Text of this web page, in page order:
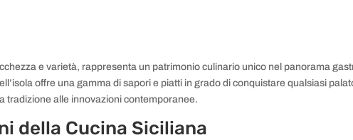
e varietà, rappresenta un patrimonio culinario unico nel panorama
offre una gamma di sapori e piatti in grado di conquistare qualsiasi
tradizione alle innovazioni contemporanee.
della Cucina Siciliana